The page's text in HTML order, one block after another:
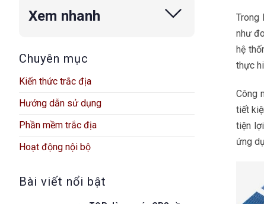
Xem nhanh
Chuyên mục
Kiến thức trắc địa
Hướng dẫn sử dụng
Phần mềm trắc địa
Hoạt động nội bộ
Bài viết nổi bật
Trong
như
hệ
thực
Công
tiết
tiện
ứng